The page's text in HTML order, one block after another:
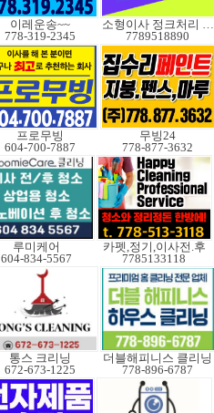
이레운송~~
778-319-2345
소형이사 정크처리 무빙
7789518890
프로무빙
604-700-7887
무빙24
778-877-3632
루미케어
604-834-5567
카펫,정기,이사전.후
7785133118
통스 크리닝
672-673-1225
더블해피니스 클리닝
778-896-6787